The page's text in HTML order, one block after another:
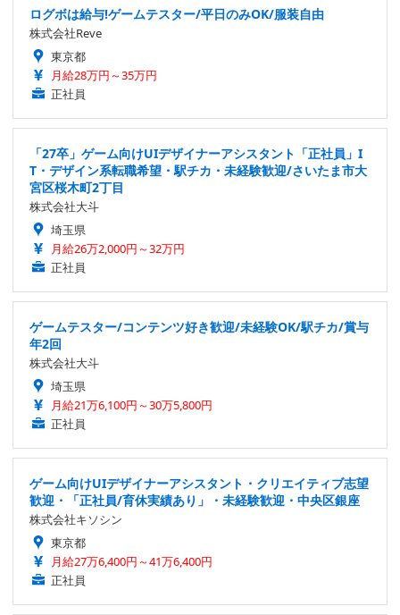
ログボは給与!ゲームテスター/平日のみOK/服装自由
株式会社Reve
東京都
月給28万円～35万円
正社員
「27卒」ゲーム向けUIデザイナーアシスタント「正社員」I
T・デザイン系転職希望・駅チカ・未経験歓迎/さいたま市大
宮区桜木町2丁目
株式会社大斗
埼玉県
月給26万2,000円～32万円
正社員
ゲームテスター/コンテンツ好き歓迎/未経験OK/駅チカ/賞与
年2回
株式会社大斗
埼玉県
月給21万6,100円～30万5,800円
正社員
ゲーム向けUIデザイナーアシスタント・クリエイティブ志望
歓迎・「正社員/育休実績あり」・未経験歓迎・中央区銀座
株式会社キソシン
東京都
月給27万6,400円～41万6,400円
正社員